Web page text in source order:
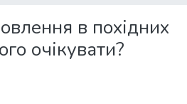
в похідних
очікувати?